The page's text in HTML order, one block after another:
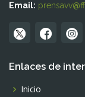
Email:
Enlaces de
Inicio